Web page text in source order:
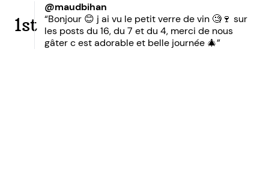
1st
@maudbihan
“Bonjour 😊 j ai vu le petit verre de vin 🧐🍷 sur
les posts du 16, du 7 et du 4, merci de nous
gâter c est adorable et belle journée 🎄”